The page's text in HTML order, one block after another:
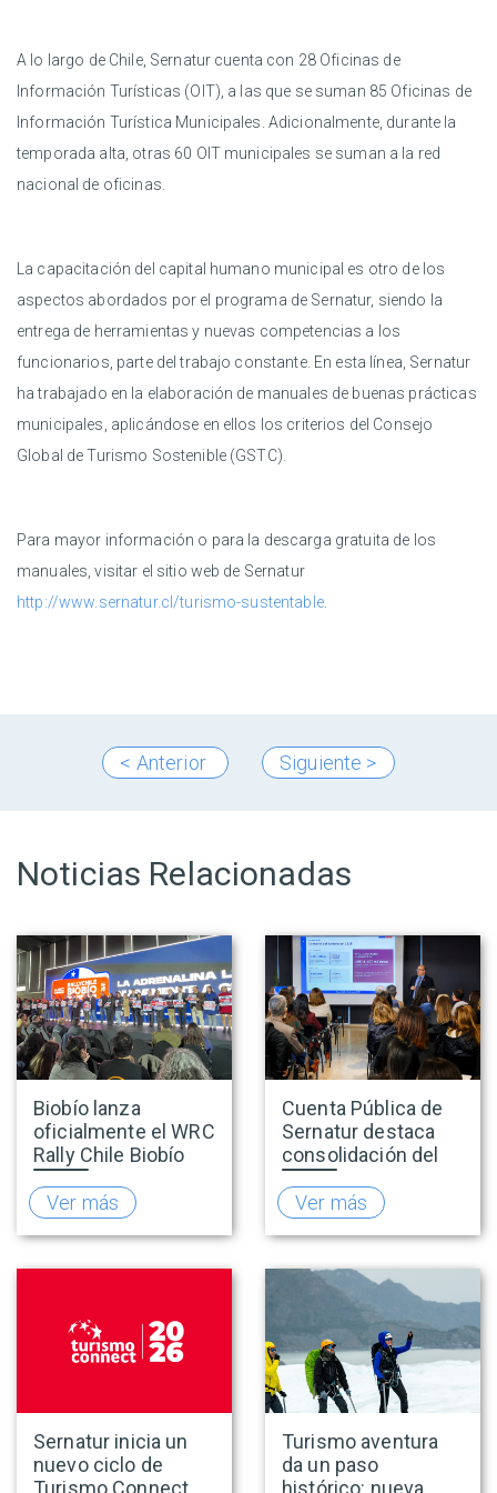
A lo largo de Chile, Sernatur cuenta con 28 Oficinas de
Información Turísticas (OIT), a las que se suman 85 Oficinas de
Información Turística Municipales. Adicionalmente, durante la
temporada alta, otras 60 OIT municipales se suman a la red
nacional de oficinas.
La capacitación del capital humano municipal es otro de los
aspectos abordados por el programa de Sernatur, siendo la
entrega de herramientas y nuevas competencias a los
funcionarios, parte del trabajo constante. En esta línea, Sernatur
ha trabajado en la elaboración de manuales de buenas prácticas
municipales, aplicándose en ellos los criterios del Consejo
Global de Turismo Sostenible (GSTC).
Para mayor información o para la descarga gratuita de los
manuales, visitar el sitio web de Sernatur
http://www.sernatur.cl/turismo-sustentable.
< Anterior Siguiente >
Noticias Relacionadas
Biobío lanza
oficialmente el WRC
Rally Chile Biobío
2026 con 141
empresas
adheridas al Sello
Rally
Ver más
Cuenta Pública de
Sernatur destaca
consolidación del
turismo en 2025 y
presenta hoja de
ruta para fortalecer
la competitividad
del sector
Ver más
Sernatur inicia un
nuevo ciclo de
Turismo aventura
da un paso